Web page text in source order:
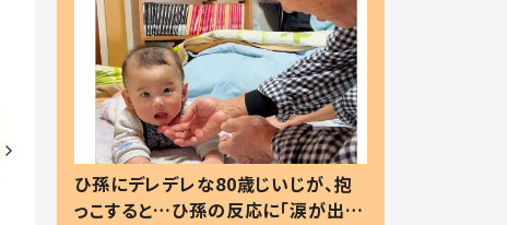
ひ孫にデレデレな80歳じいじが、抱
っこすると…ひ孫の反応に「涙が出ま